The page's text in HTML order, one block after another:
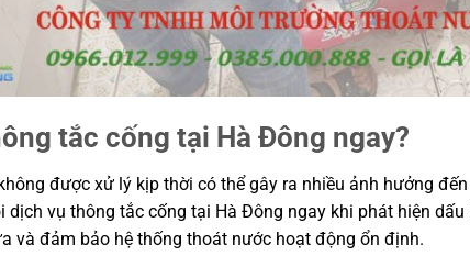
tắc cống tại Hà Đông ngay?
được xử lý kịp thời có thể gây ra nhiều ảnh hưởng
dịch vụ thông tắc cống tại Hà Đông ngay khi phát hiện
và đảm bảo hệ thống thoát nước hoạt động ổn định.